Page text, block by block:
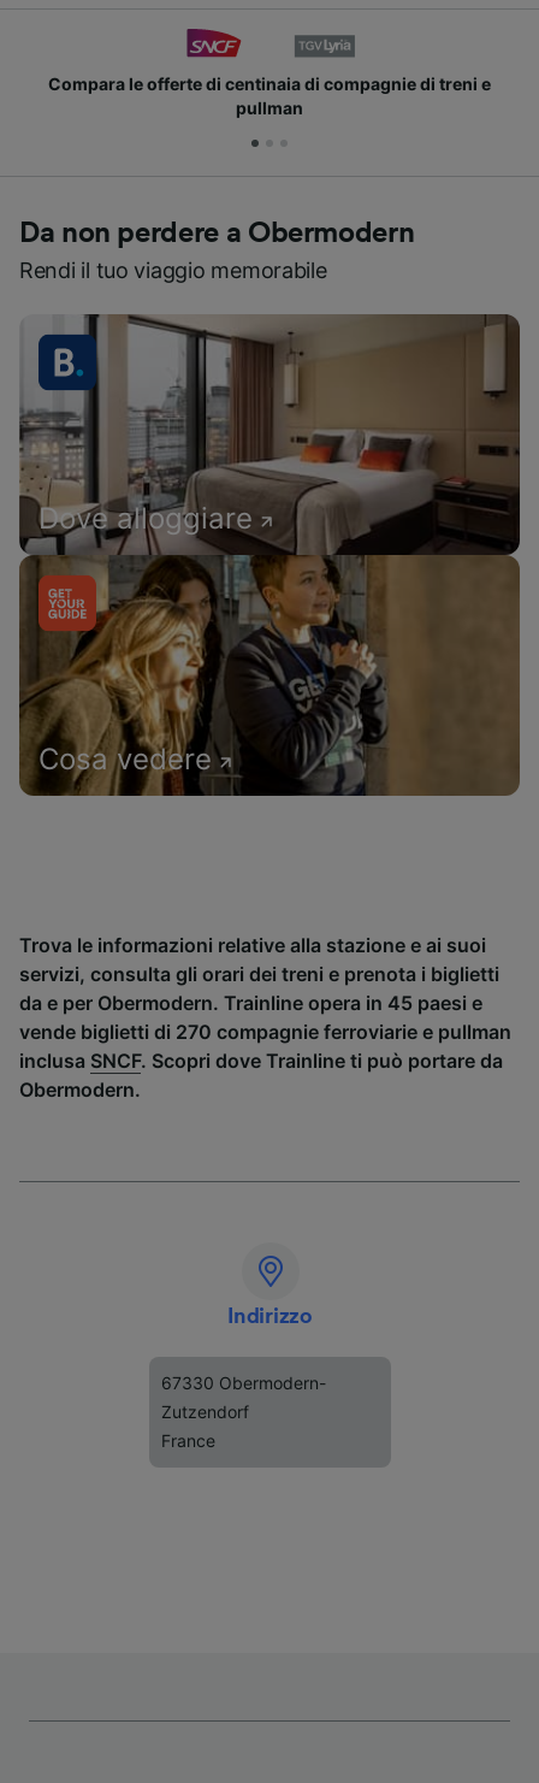
le offerte di centinaia di compagnie di treni e
Da non perdere a Obermodern
Rendi il tuo viaggio memorabile
Dove alloggiare
Cosa vedere
Trova le informazioni relative alla stazione e ai suoi
servizi, consulta gli orari dei treni e prenota i biglietti
da e per Obermodern. Trainline opera in 45 paesi e
vende biglietti di 270 compagnie ferroviarie e pullman
inclusa SNCF. Scopri dove Trainline ti può portare da
Obermodern.
Indirizzo
67330 Obermodern-
Zutzendorf
France